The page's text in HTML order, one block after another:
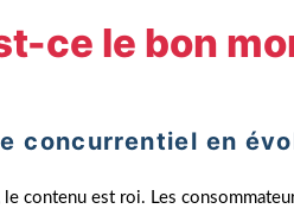
ce le bon
concurrentiel en
le contenu est roi. Les